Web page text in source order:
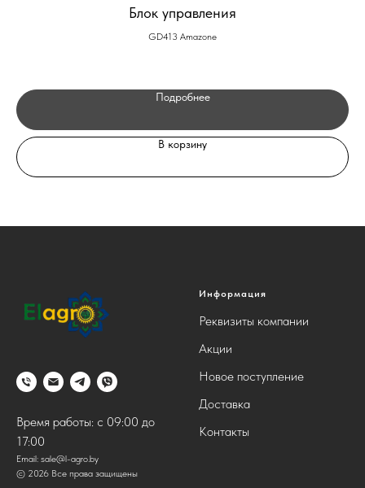
Блок управления
GD413 Amazone
Подробнее
В корзину
Время работы: с 09:00 до
17:00
Email: sale@l-agro.by
© 2026 Все права защищены
Информация
Реквизиты компании
Акции
Новое поступление
Доставка
Контакты